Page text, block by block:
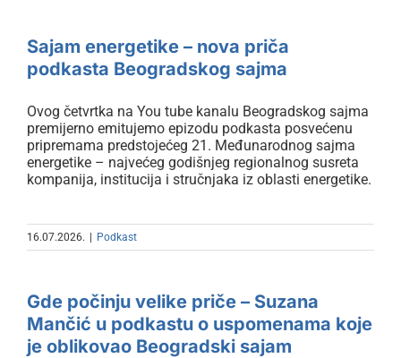
podkasta Beogradskog sajma
Sajam energetike – nova priča
podkasta Beogradskog sajma
Ovog četvrtka na You tube kanalu Beogradskog sajma
premijerno emitujemo epizodu podkasta posvećenu
pripremama predstojećeg 21. Međunarodnog sajma
energetike – najvećeg godišnjeg regionalnog susreta
kompanija, institucija i stručnjaka iz oblasti energetike.
16.07.2026. Podkast
Gde počinju velike priče – Suzana
uspomenama koje je oblikovao
Beogradski sajam
Gde počinju velike priče – Suzana
Mančić u podkastu o uspomenama koje
je oblikovao Beogradski sajam